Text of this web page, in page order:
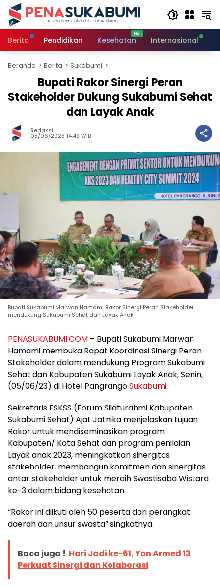
Langsung
konten
Berita
Pendidikan Kesehatan Internasional
Beranda Berita Sukabumi
Bupati Rakor Sinergi Peran
Stakeholder Dukung Sukabumi Sehat
dan Layak Anak
Redaksi
05/06/2023 14:49 WIB
Bupati Sukabumi Marwan Hamami Rakor Sinergi Peran Stakeholder
mendukung Sukabumi Sehat dan Layak Anak
PENASUKABUMI.COM – Bupati Sukabumi Marwan
Hamami membuka Rapat Koordinasi Sinergi Peran
Stakeholder dalam mendukung Program Sukabumi
Sehat dan Kabupaten Sukabumi Layak Anak, Senin,
(05/06/23) di Hotel PangrangoSukabumi.
Sekretaris FSKSS (Forum Silaturahmi Kabupaten
Sukabumi Sehat) Ajat Jatnika menjelaskan tujuan
Rakor untuk mendiseminasikan program
Kabupaten/ Kota Sehat dan program penilaian
Layak anak 2023, meningkatkan sinergitas
stakeholder, membangun komitmen dan sinergitas
antar stakeholder untuk meraih Swastisaba Wistara
ke-3 dalam bidang kesehatan .
“Rakor ini diikuti oleh 50 peserta dari perangkat
daerah dan unsur swasta” singkatnya.
Baca juga ! Hari Jadi ke-61, Yon Armed 13
Perkuat Sinergi dan Kolaborasi